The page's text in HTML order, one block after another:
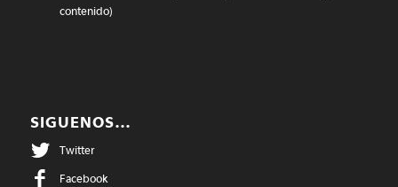
contenido)
SIGUENOS…
Twitter
Facebook